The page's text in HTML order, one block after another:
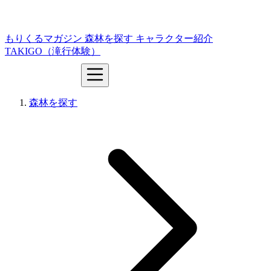
もりくるマガジン 森林を探す キャラクター紹介
TAKIGO（滝行体験）
森林を探す